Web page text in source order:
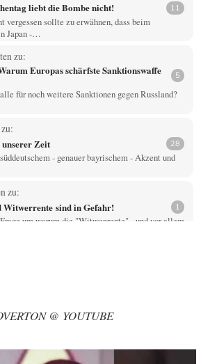
liebt die Bombe nicht! 11
vergessen sollte zu erwähnen, dass beim
Japan -…
zu:
Europas schärfste Sanktionswaffe
5
für noch weitere Sanktionen gegen Russland?
Zeit 28
- genauer bayrischem - Akzent und
zu:
sind in Gefahr! 1
um warum die "Witwenrente" - und vor allem
vor 38 Minuten zu:
der Ukraine?
@ YOUTUBE